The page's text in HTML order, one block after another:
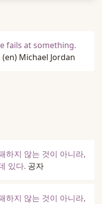
fails at something.
(en) Michael Jordan
하지 않는 것이 아니라,
있다. 공자
하지 않는 것이 아니라,